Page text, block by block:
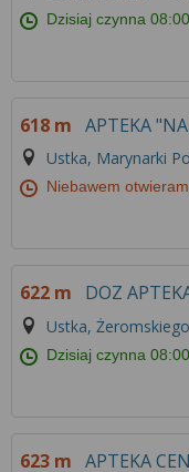
Dzisiaj czynna
618 m APTEKA
Ustka, Marynarki
Niebawem
622 m DOZ
Ustka,
Dzisiaj czynna
623 m APTEKA